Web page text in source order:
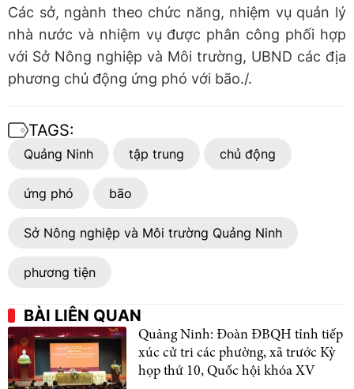
Các sở, ngành theo chức năng, nhiệm vụ quản lý
nhà nước và nhiệm vụ được phân công phối hợp
với Sở Nông nghiệp và Môi trường, UBND các địa
phương chủ động ứng phó với bão./.
TAGS:
Quảng Ninh tập trung chủ động
ứng phó bão
Sở Nông nghiệp và Môi trường Quảng Ninh
phương tiện
BÀI LIÊN QUAN
Quảng Ninh: Đoàn ĐBQH tỉnh tiếp
xúc cử tri các phường, xã trước Kỳ
họp thứ 10, Quốc hội khóa XV